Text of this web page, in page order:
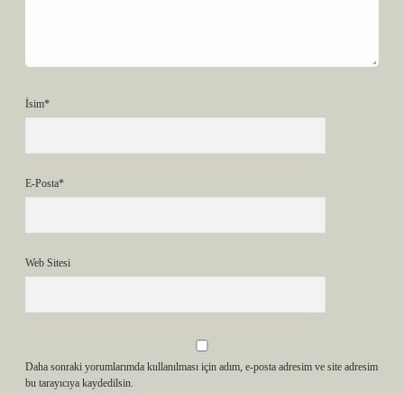
İsim*
E-Posta*
Web Sitesi
Daha sonraki yorumlarımda kullanılması için adım, e-posta adresim ve site adresim
bu tarayıcıya kaydedilsin.